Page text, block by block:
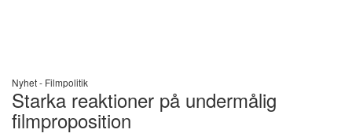
Nyhet - Filmpolitik
Starka reaktioner på undermålig
filmproposition